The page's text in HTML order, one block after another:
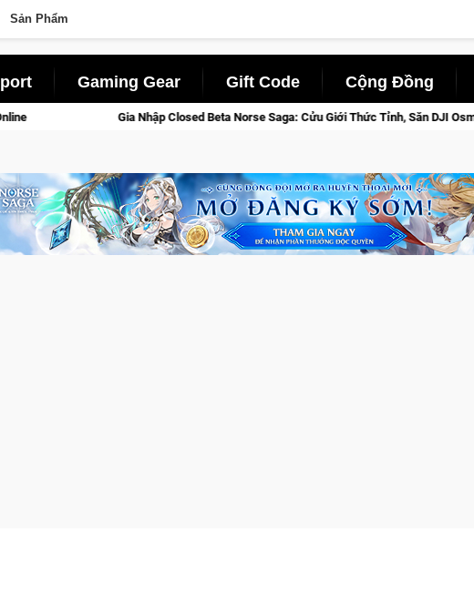
Sản Phẩm
Gaming Gear Gift Code Cộng Đồng
Closed Beta Norse Saga: Cửu Giới Thức Tỉnh, Săn DJI Osmo Pocket 3 Ngay Hôm Nay